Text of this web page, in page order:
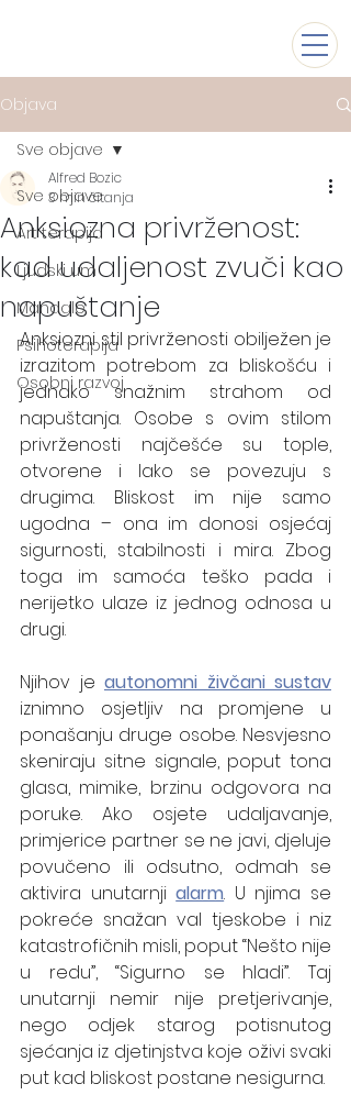
Objava
Sve objave
Art terapija
Ljudski um
Mandale
Psihoterapija
Osobni razvoj
Sve objave
Anksiozna privrženost:
kad udaljenost zvuči kao
napuštanje
Alfred Bozic
3 min čitanja
Anksiozni stil privrženosti obilježen je
izrazitom potrebom za bliskošću i
jednako snažnim strahom od
napuštanja. Osobe s ovim stilom
privrženosti najčešće su tople,
otvorene i lako se povezuju s
drugima. Bliskost im nije samo
ugodna – ona im donosi osjećaj
sigurnosti, stabilnosti i mira. Zbog
toga im samoća teško pada i
nerijetko ulaze iz jednog odnosa u
drugi.
Njihov je autonomni živčani sustav
iznimno osjetljiv na promjene u
ponašanju druge osobe. Nesvjesno
skeniraju sitne signale, poput tona
glasa, mimike, brzinu odgovora na
poruke. Ako osjete udaljavanje,
primjerice partner se ne javi, djeluje
povučeno ili odsutno, odmah se
aktivira unutarnji alarm. U njima se
pokreće snažan val tjeskobe i niz
katastrofičnih misli, poput “Nešto nije
u redu”, “Sigurno se hladi”. Taj
unutarnji nemir nije pretjerivanje,
nego odjek starog potisnutog
sjećanja iz djetinjstva koje oživi svaki
put kad bliskost postane nesigurna.